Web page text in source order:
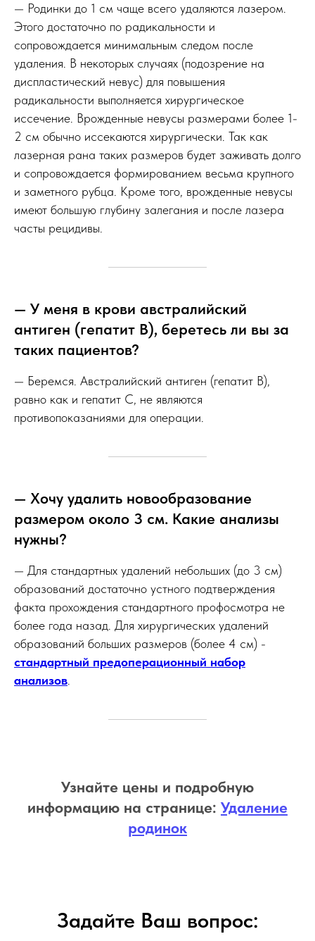
— Родинки до 1 см чаще всего удаляются лазером.
Этого достаточно по радикальности и
сопровождается минимальным следом после
удаления. В некоторых случаях (подозрение на
диспластический невус) для повышения
радикальности выполняется хирургическое
иссечение. Врожденные невусы размерами более 1-
2 см обычно иссекаются хирургически. Так как
лазерная рана таких размеров будет заживать долго
и сопровождается формированием весьма крупного
и заметного рубца. Кроме того, врожденные невусы
имеют большую глубину залегания и после лазера
часты рецидивы.
— У меня в крови австралийский
антиген (гепатит В), беретесь ли вы за
таких пациентов?
— Беремся. Австралийский антиген (гепатит В),
равно как и гепатит С, не являются
противопоказаниями для операции.
— Хочу удалить новообразование
размером около 3 см. Какие анализы
нужны?
— Для стандартных удалений небольших (до 3 см)
образований достаточно устного подтверждения
факта прохождения стандартного профосмотра не
более года назад. Для хирургических удалений
образований больших размеров (более 4 см) -
стандартный предоперационный набор
анализов.
Узнайте цены и подробную
информацию на странице: Удаление
родинок
Задайте Ваш вопрос: